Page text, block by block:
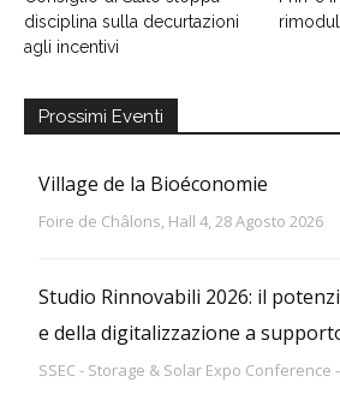
disciplina sulla decurtazioni
agli incentivi
Prossimi Eventi
Village de la Bioéconomie
Foire de Châlons, Hall 4, 28 Agosto 2026
Studio Rinnovabili 2026: il
e della digitalizzazione a
SSEC - Storage & Solar Expo